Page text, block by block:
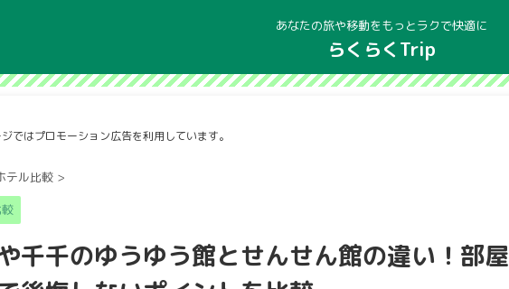
あなたの旅や移動をもっとラクで快適に
らくらくTrip
ではプロモーション広告を利用しています。
テル比較 >
千千のゆうゆう館とせんせん館の違い！部屋